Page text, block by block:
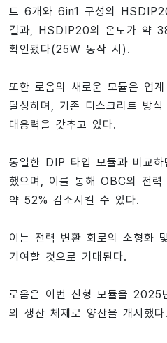
트 6개와 6in1 구성의
결과, HSDIP20의 온도가 약
확인됐다(25W 동작 시).
또한 로옴의 새로운 모듈은 업
달성하며, 기존 디스크리트 방
대응력을 갖추고 있다.
동일한 DIP 타입 모듈과 비교
했으며, 이를 통해 OBC의 전력
약 52% 감소시킬 수 있다.
이는 전력 변환 회로의 소형화
기여할 것으로 기대된다.
로옴은 이번 신형 모듈을 2025
의 생산 체제로 양산을 개시했다.